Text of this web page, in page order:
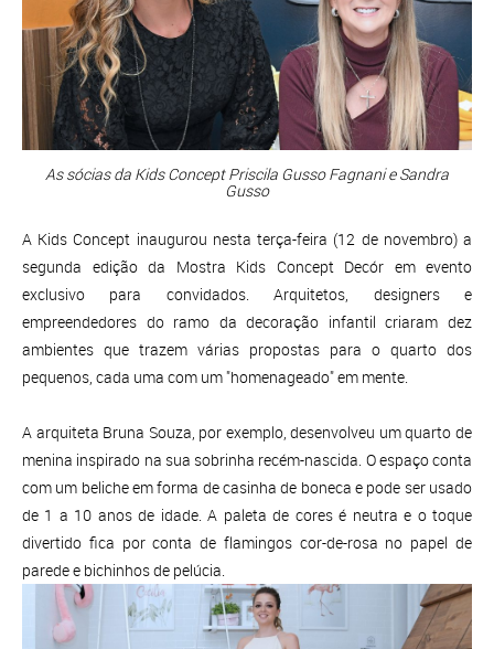
As sócias da Kids Concept Priscila Gusso Fagnani e Sandra
Gusso
A Kids Concept inaugurou nesta terça-feira (12 de novembro) a
segunda edição da Mostra Kids Concept Decór em evento
exclusivo para convidados. Arquitetos, designers e
empreendedores do ramo da decoração infantil criaram dez
ambientes que trazem várias propostas para o quarto dos
pequenos, cada uma com um "homenageado" em mente.
A arquiteta Bruna Souza, por exemplo, desenvolveu um quarto de
menina inspirado na sua sobrinha recém-nascida. O espaço conta
com um beliche em forma de casinha de boneca e pode ser usado
de 1 a 10 anos de idade. A paleta de cores é neutra e o toque
divertido fica por conta de flamingos cor-de-rosa no papel de
parede e bichinhos de pelúcia.